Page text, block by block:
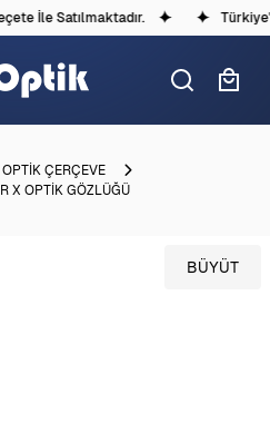
İle Satılmaktadır.
OPTİK ÇERÇEVE
X OPTİK GÖZLÜĞÜ
BÜYÜT